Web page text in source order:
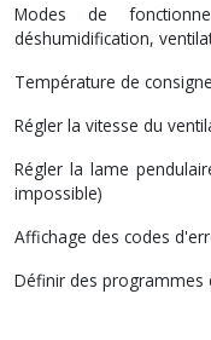
Modes de
déshumidification,
Température de consigne
Régler la vitesse du
Régler la lame
impossible)
Affichage des codes
Définir des programmes